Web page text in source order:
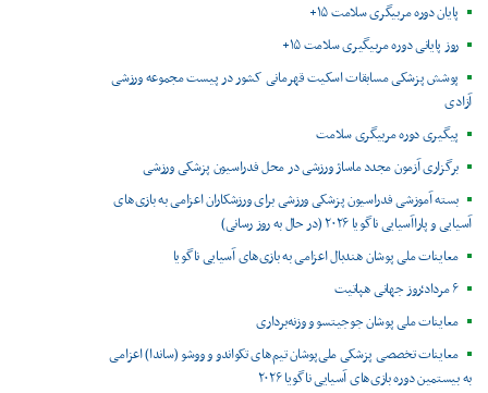
پایان دوره مربیگری سلامت ۱۵+
روز پایانی دوره مربیگیری سلامت ۱۵+
پوشش پزشکی مسابقات اسکیت قهرمانی کشور در پیست مجموعه ورزشی
آزادی
پیگیری دوره مربیگری سلامت
برگزاری آزمون مجدد ماساژ ورزشی در محل فدراسیون پزشکی ورزشی
بسته آموزشی فدراسیون پزشکی ورزشی برای ورزشکاران اعزامی به بازی‌های
آسیایی و پاراآسیایی ناگویا ۲۰۲۶ (در حال به روز رسانی)
معاینات ملی پوشان هندبال اعزامی به بازی‌های آسیایی ناگویا
۶ مرداد؛روز جهانی هپاتیت
معاینات ملی پوشان جوجیتسو و وزنه‌برداری
معاینات تخصصی پزشکی ملی‌پوشان تیم‌های تکواندو و ووشو (ساندا) اعزامی
به بیستمین دوره بازی‌های آسیایی ناگویا ۲۰۲۶